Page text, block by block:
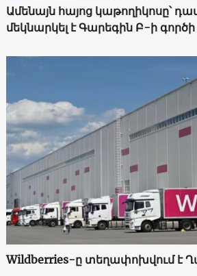
Ամենայն հայոց կաթողիկոսը՝
մեկնարկել է Գարեգին Բ-ի գործի
Wildberries-ը տեղափոխվում է